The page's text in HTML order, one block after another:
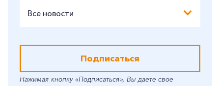
Все новости
Подписаться
Нажимая кнопку «Подписаться», Вы даете свое